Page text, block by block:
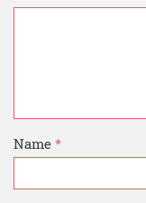
Name *